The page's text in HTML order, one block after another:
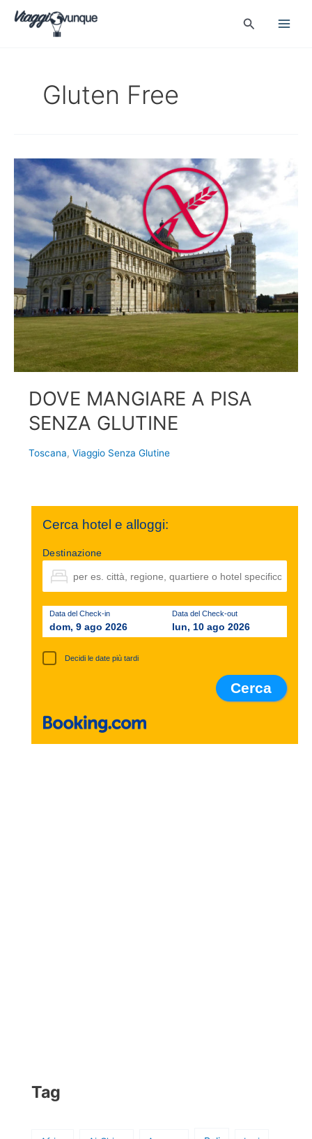
Cerca
Gluten Free
DOVE MANGIARE A PISA
SENZA GLUTINE
Toscana, Viaggio Senza Glutine
Cerca hotel e alloggi:
Destinazione
Data del Check-in
dom, 9 ago 2026
Data del Check-out
lun, 10 ago 2026
Decidi le date più tardi
Tag